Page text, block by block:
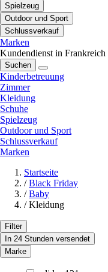
Spielzeug
Outdoor und Sport
Schlussverkauf
Marken
Kundendienst in Frankreich
Suchen
Kinderbetreuung
Zimmer
Kleidung
Schuhe
Spielzeug
Outdoor und Sport
Schlussverkauf
Marken
Startseite
/ Black Friday
/ Baby
/ Kleidung
Filter
In 24 Stunden versendet
Marke